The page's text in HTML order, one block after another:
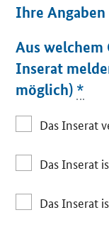
Ihre Angaben
Aus welchem
Inserat
möglich) *
Das Inserat
Das Inserat
Das Inserat